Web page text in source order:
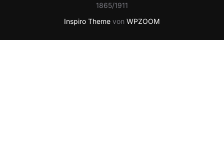
1865/1911
Inspiro Theme von WPZOOM